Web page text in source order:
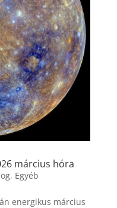
március hóra
, Egyéb
energikus március